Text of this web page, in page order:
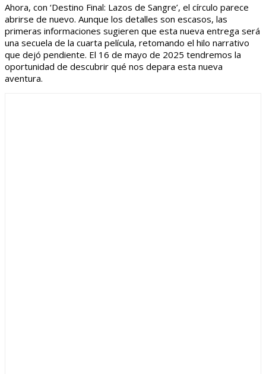
Ahora, con ‘Destino Final: Lazos de Sangre’, el círculo parece
abrirse de nuevo. Aunque los detalles son escasos, las
primeras informaciones sugieren que esta nueva entrega será
una secuela de la cuarta película, retomando el hilo narrativo
que dejó pendiente. El 16 de mayo de 2025 tendremos la
oportunidad de descubrir qué nos depara esta nueva
aventura.